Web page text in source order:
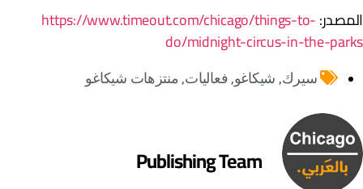
https://www.timeout.com/chicago/things-to-
do/midnight-circus-in-the-
سيرك, شيكاغو, فعاليات, منتزهات شيكاغو
Publishing Team